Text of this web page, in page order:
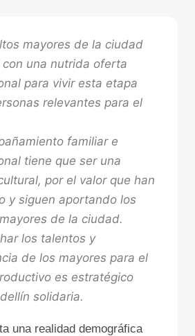
mayores de la ciudad
con una nutrida oferta
para vivir esta etapa
relevantes para el
familiar e
tiene que ser una
por el valor que han
y siguen aportando los
de la ciudad.
los talentos y
de los mayores para el
es estratégico
solidaria.
una realidad demográfica